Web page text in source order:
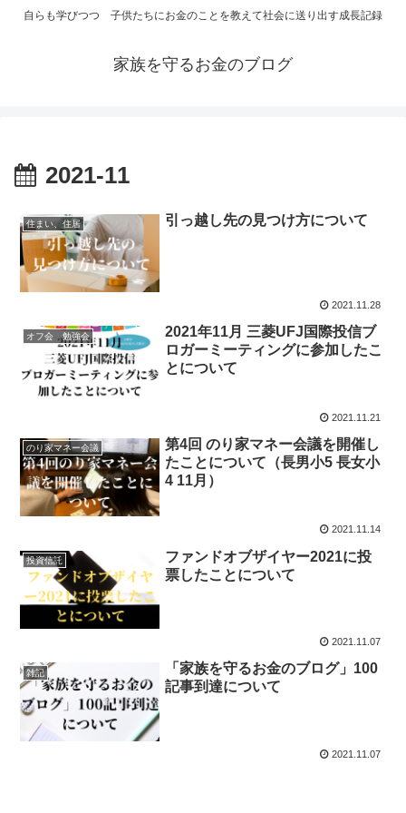
自らも学びつつ 子供たちにお金のことを教えて社会に送り出す成長記録
家族を守るお金のブログ
2021-11
住まい、住居 引っ越し先の見つけ方について
2021.11.28
オフ会 勉強会
2021年11月 三菱UFJ国際投信ブ
ロガーミーティングに参加したこ
とについて
2021.11.21
のり家マネー会議
第4回 のり家マネー会議を開催し
たことについて（長男小5 長女小
4 11月）
2021.11.14
投資信託
ファンドオブザイヤー2021に投
票したことについて
2021.11.07
雑記
「家族を守るお金のブログ」100
記事到達について
2021.11.07